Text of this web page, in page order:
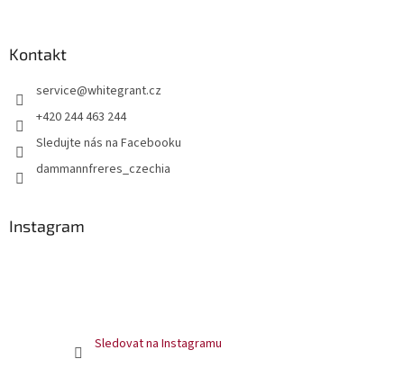
Kontakt
service@whitegrant.cz
+420 244 463 244
Sledujte nás na Facebooku
dammannfreres_czechia
Instagram
Sledovat na Instagramu